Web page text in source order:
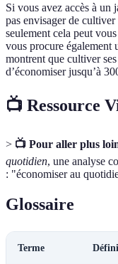
Si vous avez accès à
pas envisager de
seulement cela peut
vous procure également
montrent que cultiver
d’économiser jusqu’à
📺 Ressource
> 📺 Pour aller plus
quotidien, une analyse
: "économiser au
Glossaire
Terme